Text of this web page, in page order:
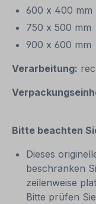
600 x 400 mm
750 x 500 mm
900 x 600 mm
Verarbeitung:
Bitte beachten
Dieses
beschränken
zeilenweise
Bitte prüfen